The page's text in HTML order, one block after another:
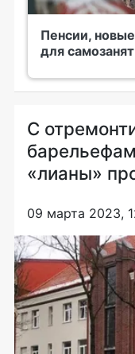
Пенсии,
для
С
«лианы»
09 марта 2023,